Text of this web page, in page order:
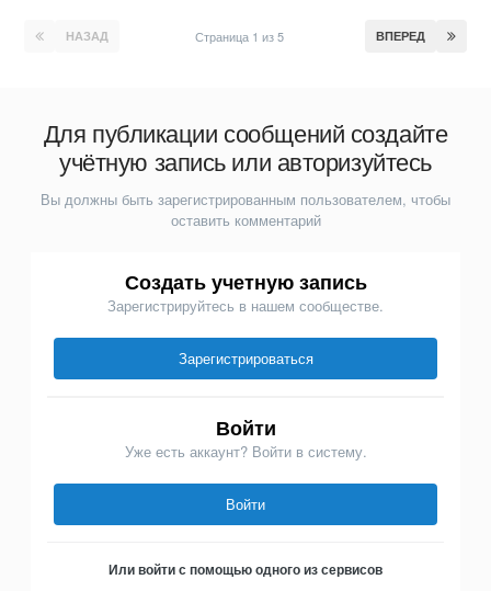
НАЗАД ВПЕРЕД
Страница 1 из 5
Для публикации сообщений создайте
учётную запись или авторизуйтесь
Вы должны быть зарегистрированным пользователем, чтобы
оставить комментарий
Создать учетную запись
Зарегистрируйтесь в нашем сообществе.
Зарегистрироваться
Войти
Уже есть аккаунт? Войти в систему.
Войти
Или войти с помощью одного из сервисов